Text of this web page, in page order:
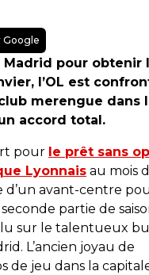
Google
Madrid pour obtenir
l’OL est
merengue dans
accord total.
pour le prêt sans
Lyonnais au mois
d’un avant-centre
partie de
sur le talentueux
L’ancien joyau de
de jeu dans la